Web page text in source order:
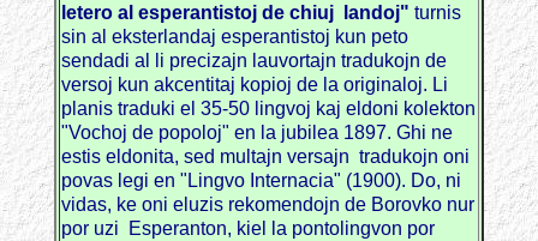
letero al esperantistoj de chiuj landoj" turnis
sin al eksterlandaj esperantistoj kun peto
sendadi al li precizajn lauvortajn tradukojn de
versoj kun akcentitaj kopioj de la originaloj. Li
planis traduki el 35-50 lingvoj kaj eldoni kolekton
"Vochoj de popoloj" en la jubilea 1897. Ghi ne
estis eldonita, sed multajn versajn tradukojn oni
povas legi en "Lingvo Internacia" (1900). Do, ni
vidas, ke oni eluzis rekomendojn de Borovko nur
por uzi Esperanton, kiel la pontolingvon por